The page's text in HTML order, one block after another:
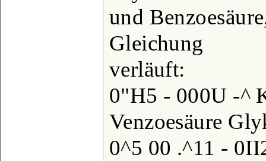
und
Gleichung
verläuft:
0"H5 - 000U -^
Venzoesäure
0^5 00 .^11 -